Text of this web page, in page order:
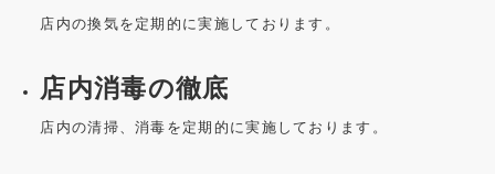
店内の換気を定期的に実施しております。
店内消毒の徹底
店内の清掃、消毒を定期的に実施しております。